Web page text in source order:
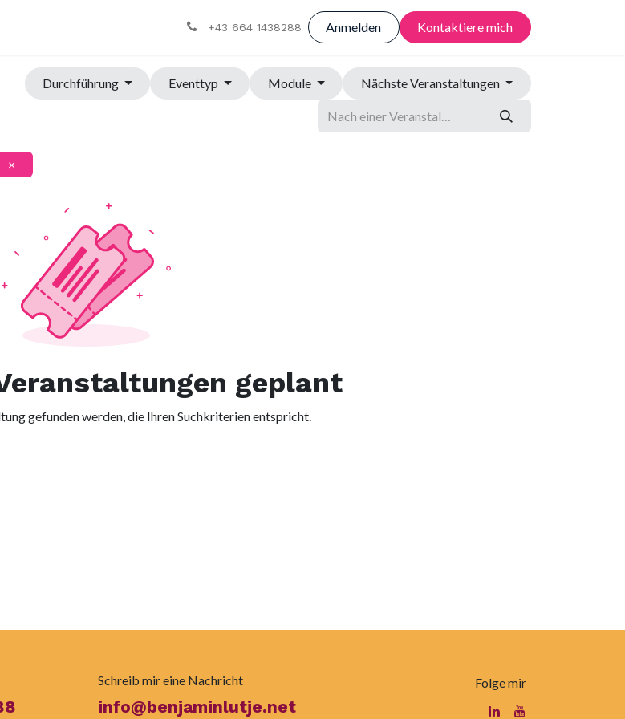
+43 664 1438288 Anmelden Kontaktiere mich
Durchführung Eventtyp Module Nächste Veranstaltungen
×
geplant
gefunden werden, die Ihren Suchkriterien entspricht.
Schreib mir eine Nachricht
info@benjaminlutje.net
Folge mir